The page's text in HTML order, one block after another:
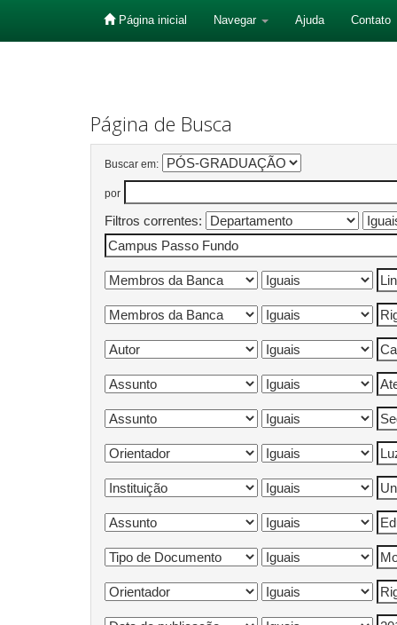
Página inicial Navegar Ajuda Contato
Página de Busca
Buscar em:
por
Filtros correntes: